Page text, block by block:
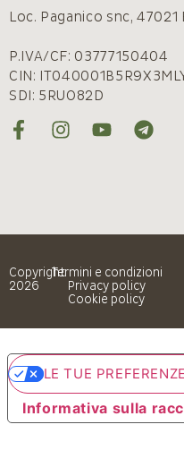
Loc. Paganico snc, 47021
P.IVA/CF: 03777150404
CIN:
SDI: 5RUO82D
Copyright
2026
Termini e condizioni
Privacy policy
Cookie policy
Informativa sulla
LE TUE